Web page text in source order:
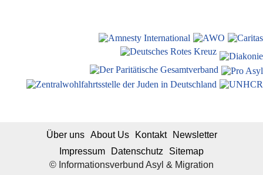
© Informationsverbund Asyl & Migration
Über uns About Us Kontakt
Newsletter
Impressum
Datenschutz Sitemap